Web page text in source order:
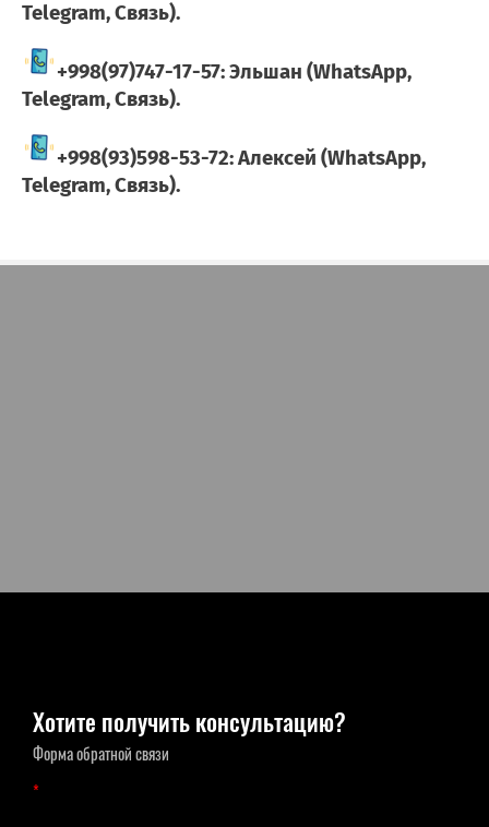
Telegram, Связь).
+998(97)747-17-57: Эльшан (WhatsApp,
Telegram, Связь).
+998(93)598-53-72: Алексей (WhatsApp,
Telegram, Связь).
Хотите получить консультацию?
Форма обратной связи
*